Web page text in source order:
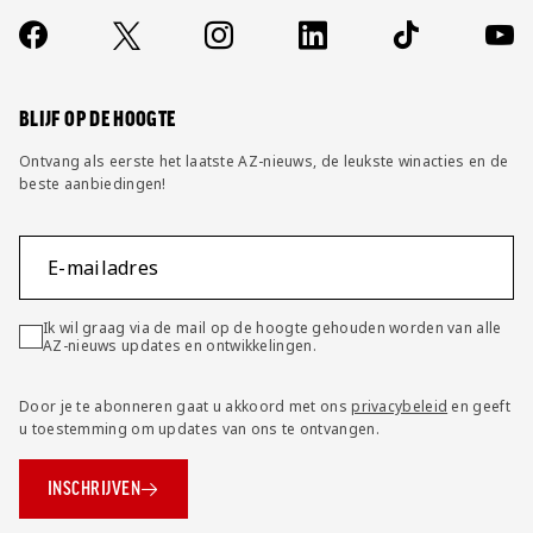
Contact
FAQ
Socials
https://www.facebook.com/AZAlkmaar
X Instagram LinkedIn TikTok
BLIJF OP DE HOOGTE
Ontvang als eerste het laatste AZ-nieuws, de leukste winacties en de
beste aanbiedingen!
E-mailadres
Ik wil graag via de mail op de hoogte gehouden worden van alle
AZ-nieuws updates en ontwikkelingen.
Door je te abonneren gaat u akkoord met onsprivacybeleid en geeft
u toestemming om updates van ons te ontvangen.
INSCHRIJVEN